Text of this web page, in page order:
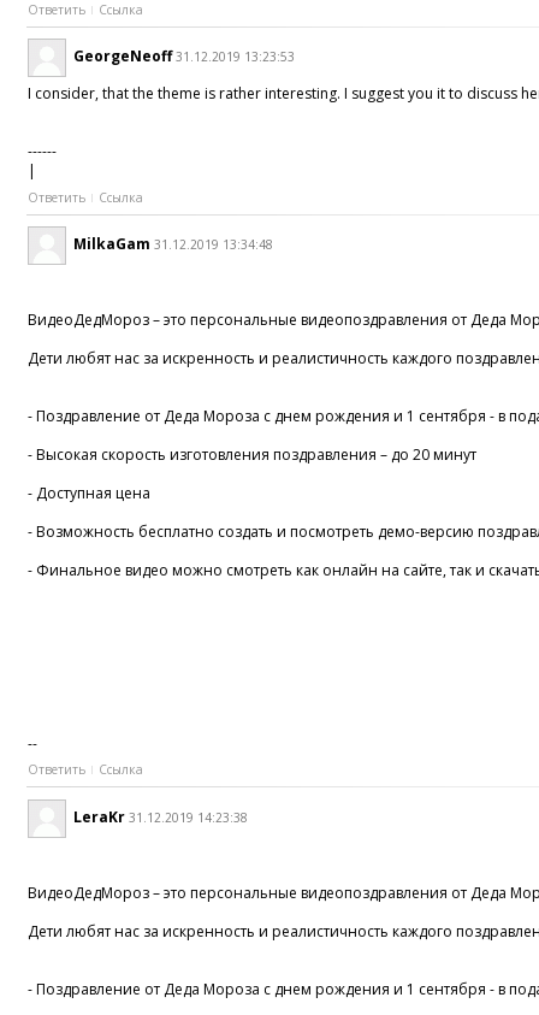
Ответить Ссылка
GeorgeNeoff 31.12.2019 13:23:53
I consider, that the theme is rather interesting. I suggest you it to discuss
------
Ответить Ссылка
MilkaGam 31.12.2019 13:34:48
ВидеоДедМороз – это персональные видеопоздравления от Деда
Дети любят нас за искренность и реалистичность каждого
- Поздравление от Деда Мороза с днем рождения и 1 сентября - в
- Высокая скорость изготовления поздравления – до 20 минут
- Доступная цена
- Возможность бесплатно создать и посмотреть демо-версию
- Финальное видео можно смотреть как онлайн на сайте, так и
--
Ответить Ссылка
LeraKr 31.12.2019 14:23:38
ВидеоДедМороз – это персональные видеопоздравления от Деда
Дети любят нас за искренность и реалистичность каждого
- Поздравление от Деда Мороза с днем рождения и 1 сентября - в